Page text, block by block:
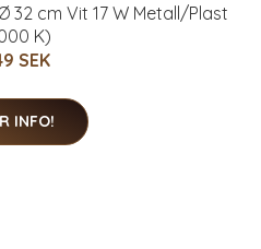
32 cm Vit 17 W Metall/Plast
K)
SEK
INFO!